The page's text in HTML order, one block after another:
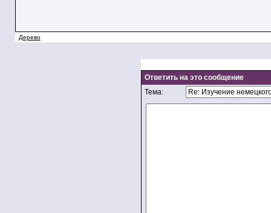
Дерево
Ответить на это сообщение
Тема: